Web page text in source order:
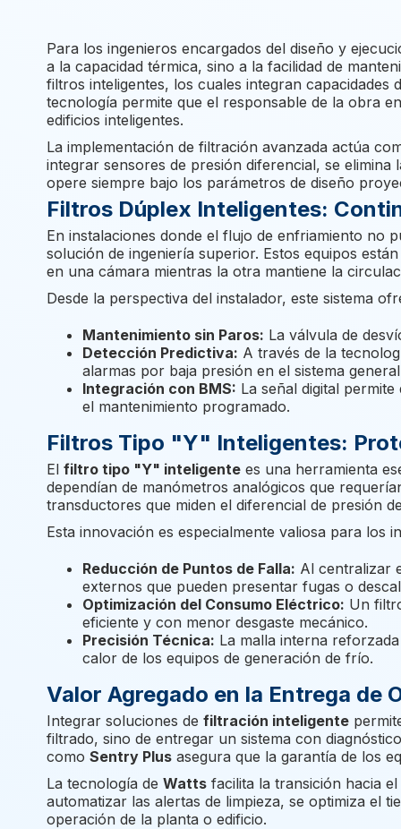
Para los ingenieros encargados del diseño y
a la capacidad térmica, sino a la facilidad de
filtros inteligentes, los cuales integran
tecnología permite que el responsable de la obra
edificios inteligentes.
La implementación de filtración avanzada actúa
integrar sensores de presión diferencial, se
opere siempre bajo los parámetros de diseño
Filtros Dúplex Inteligentes:
En instalaciones donde el flujo de enfriamiento no
solución de ingeniería superior. Estos equipos
en una cámara mientras la otra mantiene la
Desde la perspectiva del instalador, este sistema
Mantenimiento sin Paros: La válvula de
Detección Predictiva: A través de la
alarmas por baja presión en el sistema
Integración con BMS: La señal digital
el mantenimiento programado.
Filtros Tipo "Y" Inteligentes:
El filtro tipo "Y" inteligente es una herramienta
dependían de manómetros analógicos que
transductores que miden el diferencial de presión
Esta innovación es especialmente valiosa para los
Reducción de Puntos de Falla: Al centralizar
externos que pueden presentar fugas o
Optimización del Consumo Eléctrico: Un
eficiente y con menor desgaste mecánico.
Precisión Técnica: La malla interna
calor de los equipos de generación de frío.
Valor Agregado en la Entrega de
Integrar soluciones de filtración inteligente
filtrado, sino de entregar un sistema con
como Sentry Plus asegura que la garantía de los
La tecnología de Watts facilita la transición hacia
automatizar las alertas de limpieza, se optimiza el
operación de la planta o edificio.